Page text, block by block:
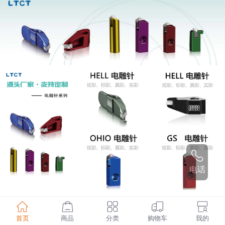
电话
首页 商品 分类 购物车 我的